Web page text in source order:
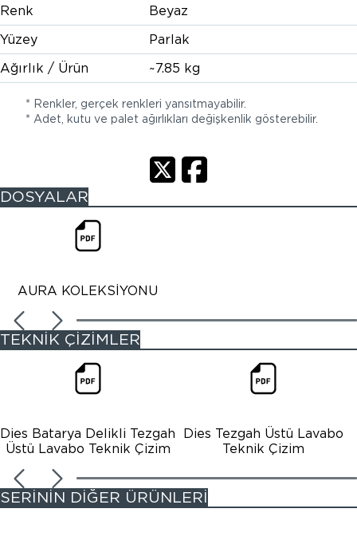
Renk
Beyaz
Yüzey
Parlak
Ağırlık / Ürün
~7.85 kg
* Renkler, gerçek renkleri yansıtmayabilir.
* Adet, kutu ve palet ağırlıkları değişkenlik gösterebilir.
DOSYALAR
AURA KOLEKSİYONU
TEKNİK ÇİZİMLER
Dies Batarya Delikli Tezgah
Üstü Lavabo Teknik Çizim
Dies Tezgah Üstü Lavabo
Teknik Çizim
SERİNİN DİĞER ÜRÜNLERİ